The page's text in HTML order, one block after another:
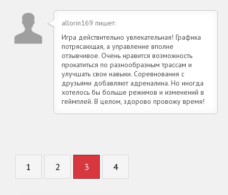
allorin169 пишет:
Игра действительно увлекательная! Графика
потрясающая, а управление вполне
отзывчивое. Очень нравится возможность
прокатиться по разнообразным трассам и
улучшать свои навыки. Соревнования с
друзьями добавляют адреналина. Но иногда
хотелось бы больше режимов и изменений в
геймплей. В целом, здорово провожу время!
1 2 3 4